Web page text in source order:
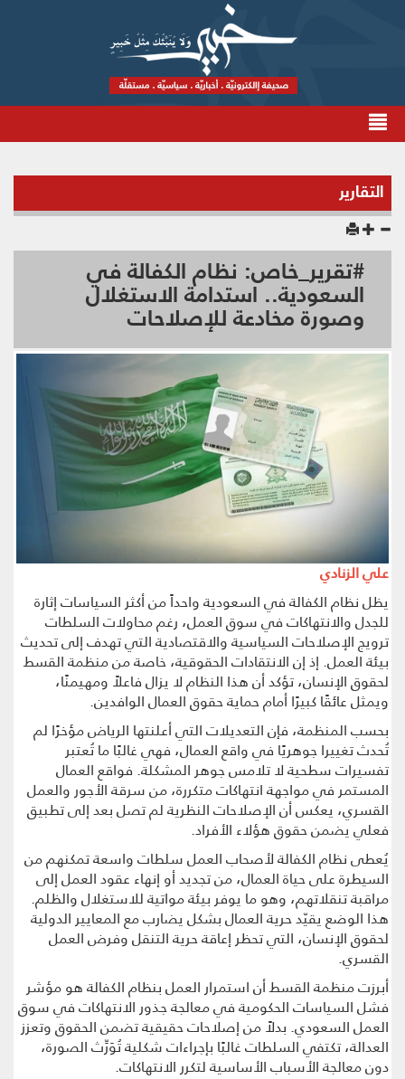
التقارير
#تقرير_خاص: نظام الكفالة في
السعودية.. استدامة الاستغلال
وصورة مخادعة للإصلاحات
علي الزنادي
يظل نظام الكفالة في السعودية واحداً من أكثر السياسات إثارة
للجدل والانتهاكات في سوق العمل، رغم محاولات السلطات
ترويج الإصلاحات السياسية والاقتصادية التي تهدف إلى تحديث
بيئة العمل. إذ إن الانتقادات الحقوقية، خاصة من منظمة القسط
لحقوق الإنسان، تؤكد أن هذا النظام لا يزال فاعلاً ومهيمنًا،
ويمثل عائقًا كبيرًا أمام حماية حقوق العمال الوافدين.
بحسب المنظمة، فإن التعديلات التي أعلنتها الرياض مؤخرًا لم
تُحدث تغييرا جوهريًا في واقع العمال، فهي غالبًا ما تُعتبر
تفسيرات سطحية لا تلامس جوهر المشكلة. فواقع العمال
المستمر في مواجهة انتهاكات متكررة، من سرقة الأجور والعمل
القسري، يعكس أن الإصلاحات النظرية لم تصل بعد إلى تطبيق
فعلي يضمن حقوق هؤلاء الأفراد.
يُعطى نظام الكفالة لأصحاب العمل سلطات واسعة تمكنهم من
السيطرة على حياة العمال، من تجديد أو إنهاء عقود العمل إلى
مراقبة تنقلاتهم، وهو ما يوفر بيئة مواتية للاستغلال والظلم.
هذا الوضع يقيّد حرية العمال بشكل يضارب مع المعايير الدولية
لحقوق الإنسان، التي تحظر إعاقة حرية التنقل وفرض العمل
القسري.
أبرزت منظمة القسط أن استمرار العمل بنظام الكفالة هو مؤشر
فشل السياسات الحكومية في معالجة جذور الانتهاكات في سوق
العمل السعودي. بدلاً من إصلاحات حقيقية تضمن الحقوق وتعزز
العدالة، تكتفي السلطات غالبًا بإجراءات شكلية تُوَرِّث الصورة،
دون معالجة الأسباب الأساسية لتكرر الانتهاكات.